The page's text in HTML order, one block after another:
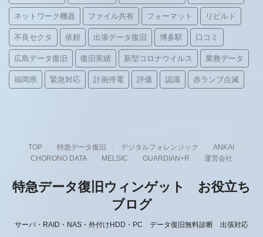
ネットワーク機器 ファイル共有 フォーマット リビルド
不良セクタ 依頼 出張データ復旧 博多駅 口コミ
広島データ復旧 復旧実績 新型コロナウイルス 業務データ
福岡県 緊急対応 計画停電 評価 認識 赤ランプ点滅
TOP 特急データ復旧 デジタルフォレンジック
ANKAI
CHORONO DATA
MELSIC GUARDIAN+R 運営会社
特急データ復旧ウィンゲット お役立ち
ブログ
サーバ・RAID・NAS・外付けHDD・PC データ復旧無料診断 出張対応